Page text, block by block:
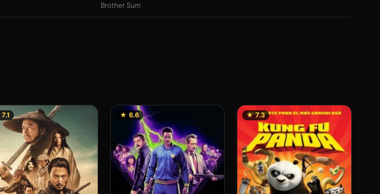
Brother Sum
★ 6.6 ★ 7.3